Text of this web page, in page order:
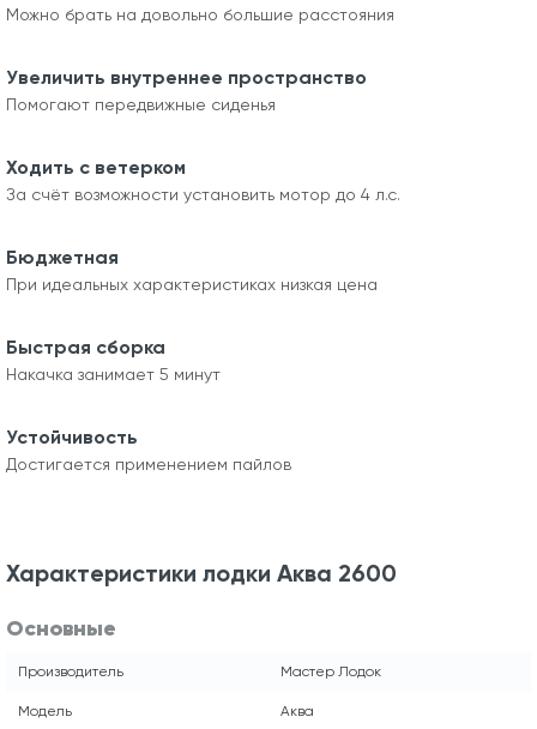
Можно брать на довольно большие расстояния
Увеличить внутреннее пространство
Помогают передвижные сиденья
Ходить с ветерком
За счёт возможности установить мотор до 4 л.с.
Бюджетная
При идеальных характеристиках низкая цена
Быстрая сборка
Накачка занимает 5 минут
Устойчивость
Достигается применением пайлов
Характеристики лодки Аква 2600
Основные
Производитель Мастер Лодок
Модель Аква